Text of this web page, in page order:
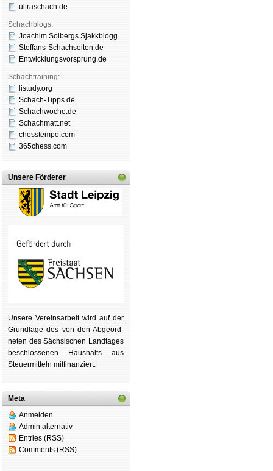
ultraschach.de
Schachblogs:
Joachim Solbergs Sjakkblogg
Steffans-Schachseiten.de
Entwicklungsvorsprung.de
Schachtraining:
listudy.org
Schach-Tipps.de
Schachwoche.de
Schachmatt.net
chesstempo.com
365chess.com
Unsere Förderer
Unsere Ver­eins­ar­beit wird auf der
Grund­lage des von den Ab­ge­ord­
ne­ten des Säch­si­schen Land­tages
be­schlos­se­nen Haus­halts aus
Steu­er­mitteln mit­fi­nan­ziert.
Meta
Anmelden
Admin alternativ
Entries (RSS)
Comments (RSS)